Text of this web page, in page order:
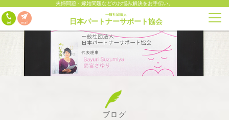
夫婦問題・嫁姑問題などのお悩み解決をお手伝い。
一般社団法人
日本パートナーサポート協会
ブログ